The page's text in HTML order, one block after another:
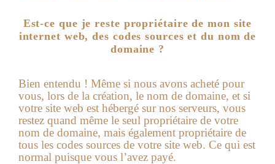
Est-ce que je reste propriétaire de mon site
internet web, des codes sources et du nom de
domaine ?
Bien entendu ! Même si nous avons acheté pour
vous, lors de la création, le nom de domaine, et si
votre site web est hébergé sur nos serveurs, vous
restez quand même le seul propriétaire de votre
nom de domaine, mais également propriétaire de
tous les codes sources de votre site web. Ce qui est
normal puisque vous l’avez payé.